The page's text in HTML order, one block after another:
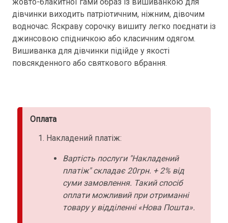
дівчинки виходить патріотичним, ніжним, дівочим
водночас. Яскраву сорочку вишиту легко поєднати із
джинсовою спідничкою або класичним одягом.
Вишиванка для дівчинки підійде у якості
повсякденного або святкового вбрання.
Оплата
Накладений платіж:
Вартість послуги "Накладений
платіж" складає 20грн. + 2% від
суми замовлення. Такий спосіб
оплати можливий при отриманні
товару у відділенні «Нова Пошта».